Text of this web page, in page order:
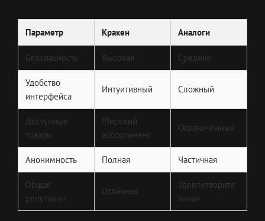
Параметр Кракен Аналоги
Безопасность Высокая Средняя
Удобство
интерфейса
Интуитивный Сложный
Доступные
товары
Широкий
ассортимент
Ограниченный
Анонимность Полная Частичная
Общая
репутация
Отличная
Удовлетворите
льная